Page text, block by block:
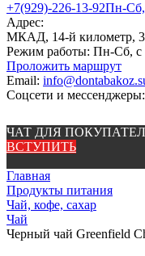
+7(929)-226-13-92Пн-Сб,
Адрес:
МКАД, 14-й километр,
Режим работы: Пн-Сб, с
Проложить маршрут
Email:
Соцсети и мессенджеры:
ЧАТ ДЛЯ
ВСТУПИТЬ
Главная
Продукты питания
Чай, кофе, сахар
Чай
Черный чай Greenfield